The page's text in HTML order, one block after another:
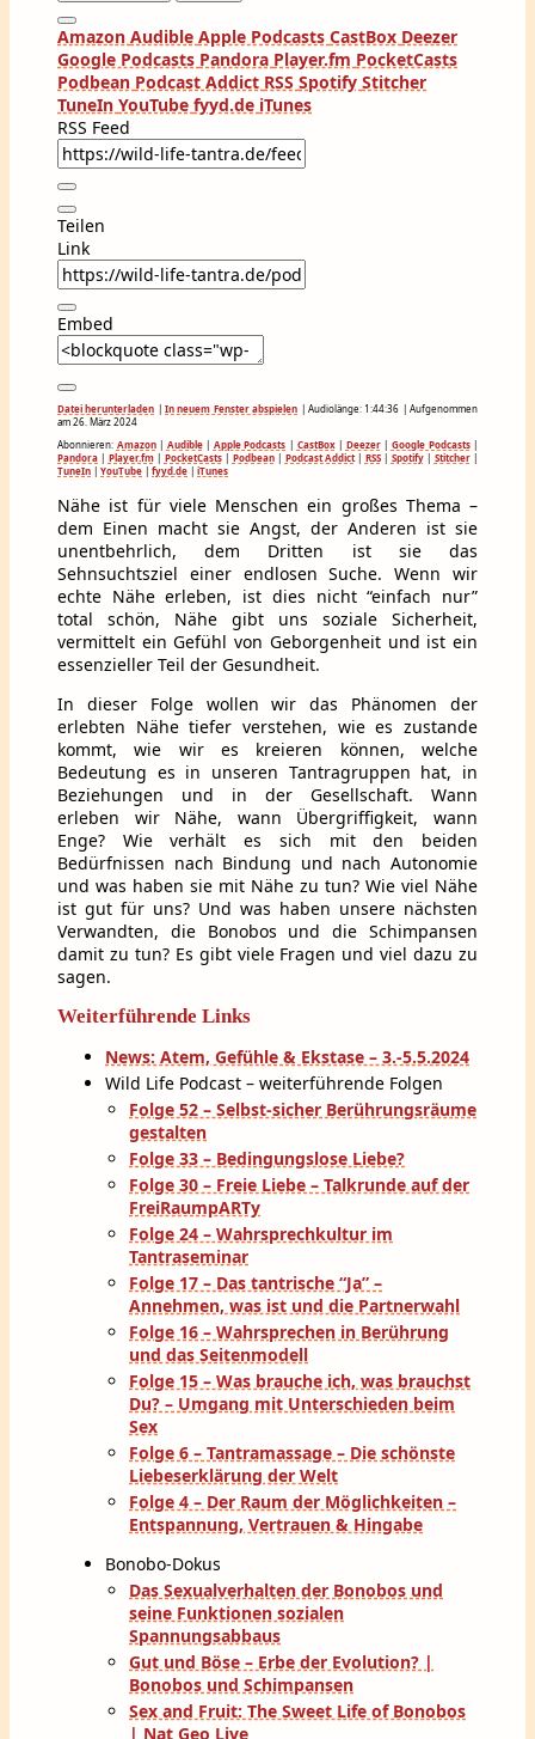
Amazon Audible Apple Podcasts CastBox Deezer
Google Podcasts Pandora Player.fm PocketCasts
Podbean Podcast Addict RSS Spotify Stitcher
TuneIn YouTube fyyd.de iTunes
RSS Feed
Teilen
Link
Embed
Datei herunterladen |In neuem Fenster abspielen | Audiolänge: 1:44:36 |Aufgenommen
am 26. März 2024
Abonnieren: Amazon| Audible| Apple Podcasts | CastBox| Deezer| Google Podcasts|
Pandora | Player.fm| PocketCasts| Podbean| Podcast Addict| RSS| Spotify| Stitcher|
TuneIn | YouTube | fyyd.de | iTunes
Nähe ist für viele Menschen ein großes Thema –
dem Einen macht sie Angst, der Anderen ist sie
unentbehrlich, dem Dritten ist sie das
Sehnsuchtsziel einer endlosen Suche. Wenn wir
echte Nähe erleben, ist dies nicht “einfach nur”
total schön, Nähe gibt uns soziale Sicherheit,
vermittelt ein Gefühl von Geborgenheit und ist ein
essenzieller Teil der Gesundheit.
In dieser Folge wollen wir das Phänomen der
erlebten Nähe tiefer verstehen, wie es zustande
kommt, wie wir es kreieren können, welche
Bedeutung es in unseren Tantragruppen hat, in
Beziehungen und in der Gesellschaft. Wann
erleben wir Nähe, wann Übergriffigkeit, wann
Enge? Wie verhält es sich mit den beiden
Bedürfnissen nach Bindung und nach Autonomie
und was haben sie mit Nähe zu tun? Wie viel Nähe
ist gut für uns? Und was haben unsere nächsten
Verwandten, die Bonobos und die Schimpansen
damit zu tun? Es gibt viele Fragen und viel dazu zu
sagen.
Weiterführende Links
News: Atem, Gefühle & Ekstase – 3.-5.5.2024
Wild Life Podcast – weiterführende Folgen
Folge 52 – Selbst-sicher Berührungsräume
gestalten
Folge 33 – Bedingungslose Liebe?
Folge 30 – Freie Liebe – Talkrunde auf der
FreiRaumpARTy
Folge 24 – Wahrsprechkultur im
Tantraseminar
Folge 17 – Das tantrische “Ja” –
Annehmen, was ist und die Partnerwahl
Folge 16 – Wahrsprechen in Berührung
und das Seitenmodell
Folge 15 – Was brauche ich, was brauchst
Du? – Umgang mit Unterschieden beim
Sex
Folge 6 – Tantramassage – Die schönste
Liebeserklärung der Welt
Folge 4 – Der Raum der Möglichkeiten –
Entspannung, Vertrauen & Hingabe
Bonobo-Dokus
Das Sexualverhalten der Bonobos und
seine Funktionen sozialen
Spannungsabbaus
Gut und Böse – Erbe der Evolution? |
Bonobos und Schimpansen
Sex and Fruit: The Sweet Life of Bonobos
| Nat Geo Live